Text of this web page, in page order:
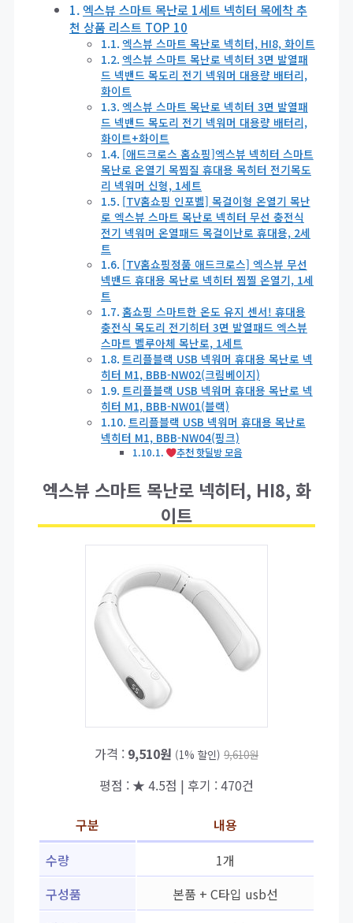
엑스뷰 스마트 목난로 1세트 넥히터 목에착 추
천 상품 리스트 TOP 10
엑스뷰 스마트 목난로 넥히터, HI8, 화이트
엑스뷰 스마트 목난로 넥히터 3면 발열패
드 넥밴드 목도리 전기 넥워머 대용량 배터리,
화이트
엑스뷰 스마트 목난로 넥히터 3면 발열패
드 넥밴드 목도리 전기 넥워머 대용량 배터리,
화이트+화이트
[애드크로스 홈쇼핑]엑스뷰 넥히터 스마트
목난로 온열기 목찜질 휴대용 목히터 전기목도
리 넥워머 신형, 1세트
[TV홈쇼핑 인포벨] 목걸이형 온열기 목난
로 엑스뷰 스마트 목난로 넥히터 무선 충전식
전기 넥워머 온열패드 목걸이난로 휴대용, 2세
트
[TV홈쇼핑정품 애드크로스] 엑스뷰 무선
넥밴드 휴대용 목난로 넥히터 찜찔 온열기, 1세
트
홈쇼핑 스마트한 온도 유지 센서! 휴대용
충전식 목도리 전기히터 3면 발열패드 엑스뷰
스마트 벨루아체 목난로, 1세트
트리플블랙 USB 넥워머 휴대용 목난로 넥
히터 M1, BBB-NW02(크림베이지)
트리플블랙 USB 넥워머 휴대용 목난로 넥
히터 M1, BBB-NW01(블랙)
트리플블랙 USB 넥워머 휴대용 목난로
넥히터 M1, BBB-NW04(핑크)
추천 핫딜방 모음
엑스뷰 스마트 목난로 넥히터, HI8, 화
이트
가격 : 9,510원 (1% 할인) 9,610원
평점 : ★ 4.5점 | 후기 : 470건
구분
내용
수량
1개
구성품
본품 + C타입 usb선